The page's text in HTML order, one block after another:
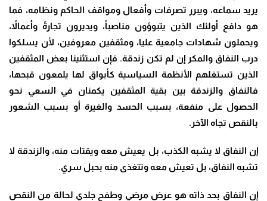
يريد سماعه، ويبرر تصرفات وأفعال ومواقف الحاكم ونظامه، فما
هو دافع أولئك الذين يتبوؤون مناصباً، ويديرون تجارةً وأعمالاً،
ويحملون شهادات جامعية عليا، ومثقفين معروفين، لأن يسلكوا
درب النفاق والمكر إن لم تكن زندقة. فإن استثنينا بعض المثقفين
الذين تستغلهم الأنظمة السياسية كأبواق لها يلمعون قبحها،
فالنفاق والزندقة بين بقية المثقفين يكمنان في السعي نحو
الحصول على منفعة، بسبب الحسد والغيرة أو بسبب الشعور
بالنقص تجاه الآخر.
إن النفاق لا يشبه الكذب، بل يعيش معه ويقتات منه، والزندقة لا
تشبه النفاق، بل تعيش معه وتتغذى منه بحبل سري.
إن النفاق بحد ذاته هو عرض مرضي وطفح جلدي لحالة من النقص